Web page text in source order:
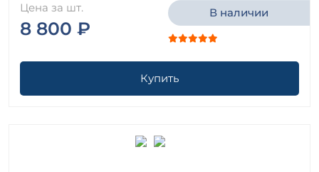
Цена за шт.
8 800 ₽
В наличии
Купить